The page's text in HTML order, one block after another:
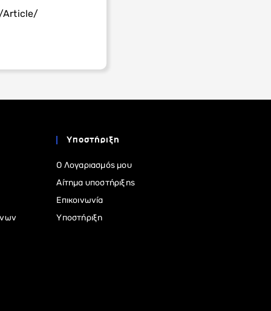
Article/
Υποστήριξη
Ο Λογαριασμός μου
Αίτημα υποστήριξης
Επικοινωνία
Υποστήριξη